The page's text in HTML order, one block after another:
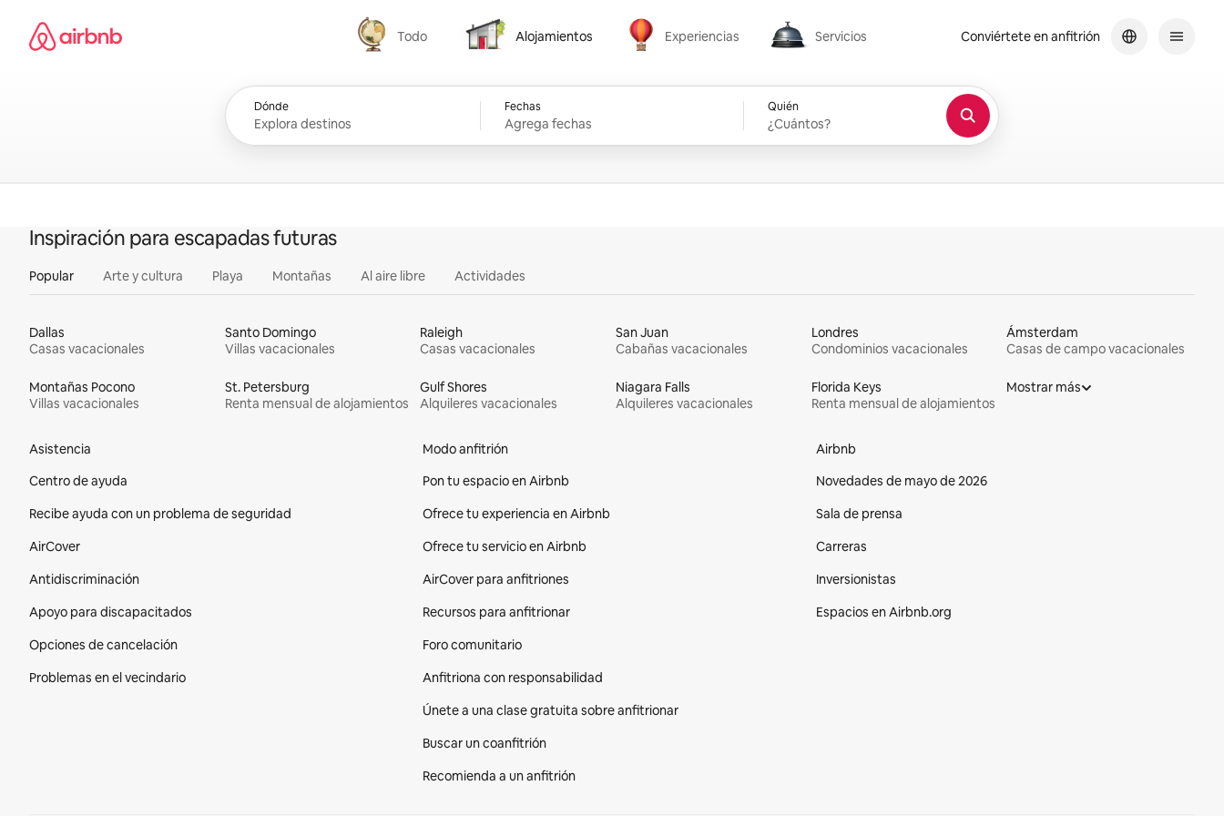
contenido
Página de inicio de Airbnb
Todo
Todo
Alojamientos
Alojamientos
Experiencias
Experiencias
Servicios
Servicios
Dónde Fechas
Agrega fechas
Quién
¿Cuántos?
Conviértete en anfitrión
Inspiración para escapadas futuras
Popular Arte y cultura Playa Montañas Al aire libre Actividades
Dallas
Casas vacacionales
Santo Domingo
Villas vacacionales
Raleigh
Casas vacacionales
San Juan
Cabañas vacacionales
Londres
Condominios vacacionales
Ámsterdam
Casas de campo vacacionales
Montañas Pocono
Villas vacacionales
St. Petersburg
Renta mensual de alojamientos
Gulf Shores
Alquileres vacacionales
Niagara Falls
Alquileres vacacionales
Florida Keys
Renta mensual de alojamientos
Mostrar más
Asistencia
Centro de ayuda
Recibe ayuda con un problema de seguridad
AirCover
Antidiscriminación
Apoyo para discapacitados
Opciones de cancelación
Problemas en el vecindario
Modo anfitrión
Pon tu espacio en Airbnb
Ofrece tu experiencia en Airbnb
Ofrece tu servicio en Airbnb
AirCover para anfitriones
Recursos para anfitrionar
Foro comunitario
Anfitriona con responsabilidad
Únete a una clase gratuita sobre anfitrionar
Buscar un coanfitrión
Recomienda a un anfitrión
Airbnb
Novedades de mayo de 2026
Sala de prensa
Carreras
Inversionistas
Espacios en Airbnb.org